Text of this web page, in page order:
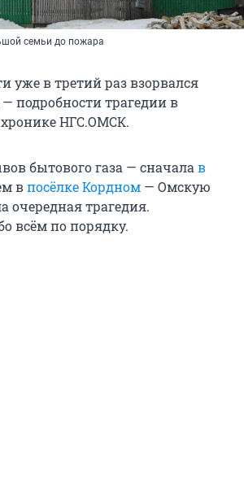
семьи до пожара
уже в третий раз взорвался
подробности трагедии в
НГС.ОМСК.
бытового газа — сначалав
впосёлке Кордном — Омскую
очередная трагедия.
всём по порядку.